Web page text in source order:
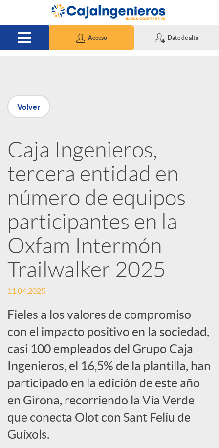
Saltar al contenido principal
Acceso Date de alta
P
u
b
l
i
c
a
d
o
r
d
e
Volver
Caja Ingenieros,
tercera entidad en
número de equipos
participantes en la
Oxfam Intermón
Trailwalker 2025
11.04.2025
Fieles a los valores de compromiso
con el impacto positivo en la sociedad,
casi 100 empleados del Grupo Caja
Ingenieros, el 16,5% de la plantilla, han
participado en la edición de este año
en Girona, recorriendo la Vía Verde
que conecta Olot con Sant Feliu de
Guíxols.